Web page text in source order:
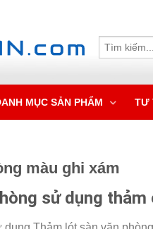
MỤC SẢN PHẨM TƯ
màu ghi xám
sử dụng thảm